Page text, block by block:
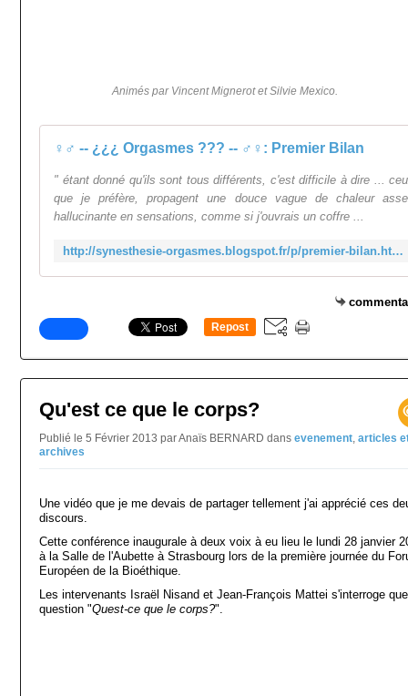
Animés par Vincent Mignerot et Silvie Mexico.
♀♂ -- ¿¿¿ Orgasmes ??? -- ♂♀: Premier Bilan
" étant donné qu'ils sont tous différents, c'est difficile à dire ...
que je préfère, propagent une douce vague de chaleur
hallucinante en sensations, comme si j'ouvrais un coffre ...
http://synesthesie-orgasmes.blogspot.fr/p/premier-bilan.html
Repost
Qu'est ce que le corps?
Publié le 5 Février 2013 par Anaïs BERNARD dans evenement articles
archives
Une vidéo que je me devais de partager tellement j'ai apprécié ces
discours.
Cette conférence inaugurale à deux voix à eu lieu le lundi 28 janvier
à la Salle de l'Aubette à Strasbourg lors de la première journée du
Européen de la Bioéthique.
Les intervenants Israël Nisand et Jean-François Mattei s'interroge
question "Quest-ce que le corps?".